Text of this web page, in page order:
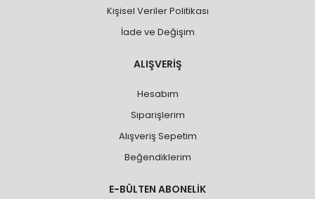
Kişisel Veriler Politikası
İade ve Değişim
ALIŞVERİŞ
Hesabım
Siparişlerim
Alışveriş Sepetim
Beğendiklerim
E-BÜLTEN ABONELİK